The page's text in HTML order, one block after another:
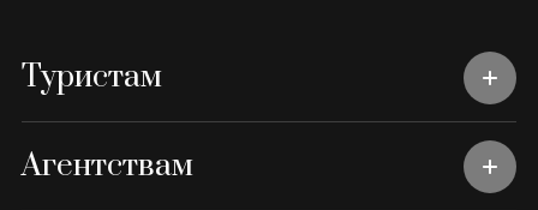
Туристам
Агентствам